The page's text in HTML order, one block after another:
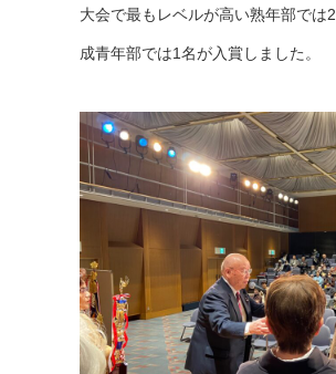
大会で最もレベルが高い熟年部では
成青年部では1名が入賞しました。